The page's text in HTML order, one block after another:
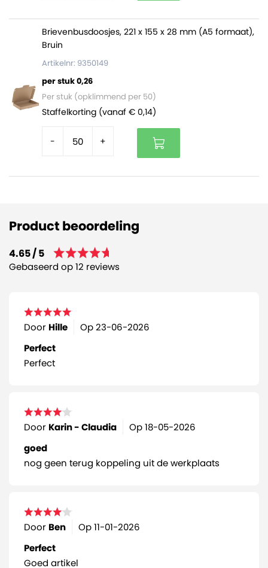
Brievenbusdoosjes, 221 x 155 x 28 mm (A5 formaat),
Bruin
Artikelnr: 9350149
per stuk 0,26
Per stuk (opklimmend per 50)
Staffelkorting (vanaf € 0,14)
- +
Product beoordeling
4.65 / 5
Gebaseerd op 12 reviews
Door Hille Op23-06-2026
Perfect
Perfect
Door Karin - Claudia Op18-05-2026
goed
nog geen terug koppeling uit de werkplaats
Door Ben Op11-01-2026
Perfect
Goed artikel